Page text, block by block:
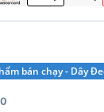
bán chạy - Dây